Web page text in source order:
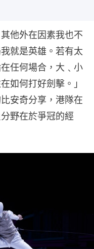
他外在因素我也不
就是英雄。若有太
任何場合，大﹑小
如何打好劍擊。」
安奇分享，港隊在
野在於爭冠的經